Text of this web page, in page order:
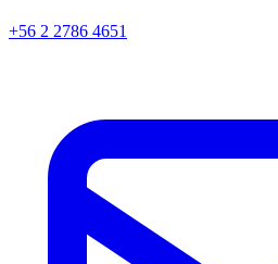
+56 2 2786 4651